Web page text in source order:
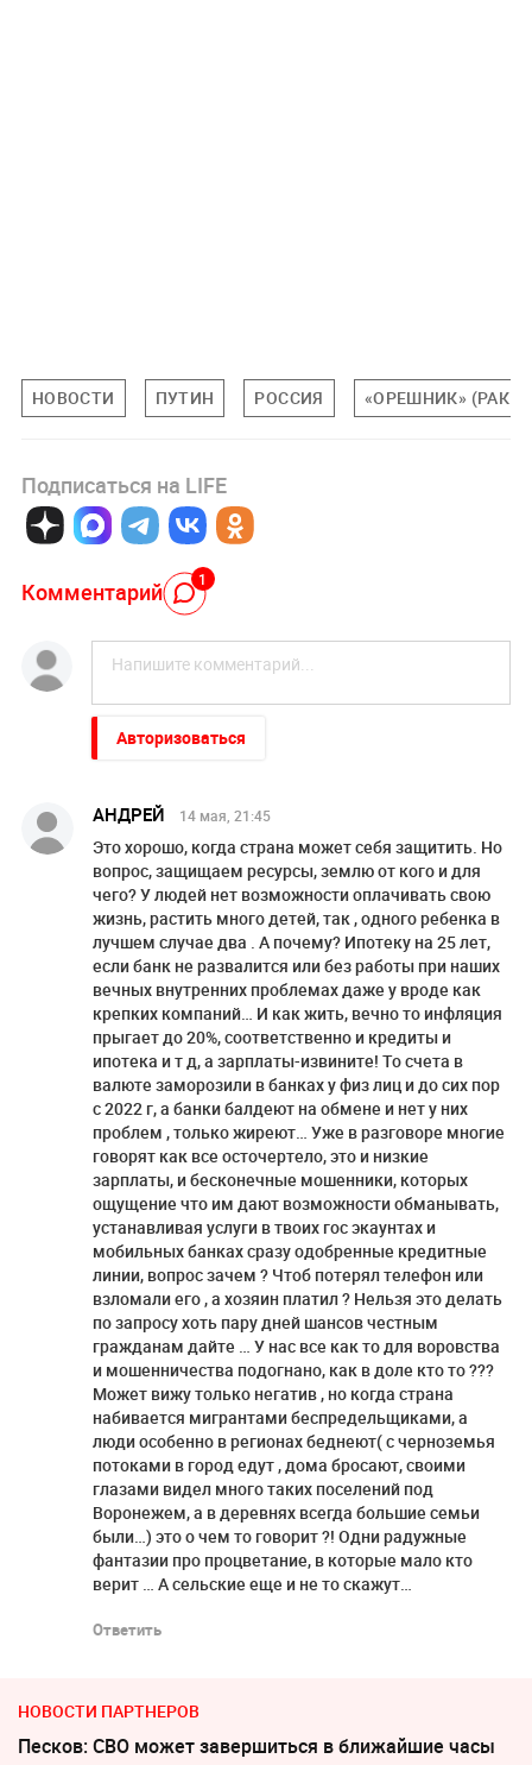
НОВОСТИ ПУТИН РОССИЯ «ОРЕШНИК»
Подписаться на LIFE
Комментарий 1
Авторизоваться
АНДРЕЙ 14 мая, 21:45
Это хорошо, когда страна может себя защитить. Но
вопрос, защищаем ресурсы, землю от кого и для
чего? У людей нет возможности оплачивать свою
жизнь, растить много детей, так , одного ребенка в
лучшем случае два . А почему? Ипотеку на 25 лет,
если банк не развалится или без работы при наших
вечных внутренних проблемах даже у вроде как
крепких компаний… И как жить, вечно то инфляция
прыгает до 20%, соответственно и кредиты и
ипотека и т д, а зарплаты-извините! То счета в
валюте заморозили в банках у физ лиц и до сих пор
с 2022 г, а банки балдеют на обмене и нет у них
проблем , только жиреют… Уже в разговоре многие
говорят как все осточертело, это и низкие
зарплаты, и бесконечные мошенники, которых
ощущение что им дают возможности обманывать,
устанавливая услуги в твоих гос экаунтах и
мобильных банках сразу одобренные кредитные
линии, вопрос зачем ? Чтоб потерял телефон или
взломали его , а хозяин платил ? Нельзя это делать
по запросу хоть пару дней шансов честным
гражданам дайте … У нас все как то для воровства
и мошенничества подогнано, как в доле кто то ???
Может вижу только негатив , но когда страна
набивается мигрантами беспредельщиками, а
люди особенно в регионах беднеют( с черноземья
потоками в город едут , дома бросают, своими
глазами видел много таких поселений под
Воронежем, а в деревнях всегда большие семьи
были…) это о чем то говорит ?! Одни радужные
фантазии про процветание, в которые мало кто
верит … А сельские еще и не то скажут…
Ответить
НОВОСТИ ПАРТНЕРОВ
Песков: СВО может завершиться в ближайшие часы